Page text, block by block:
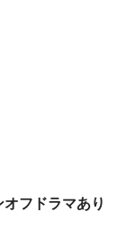
フドラマあり